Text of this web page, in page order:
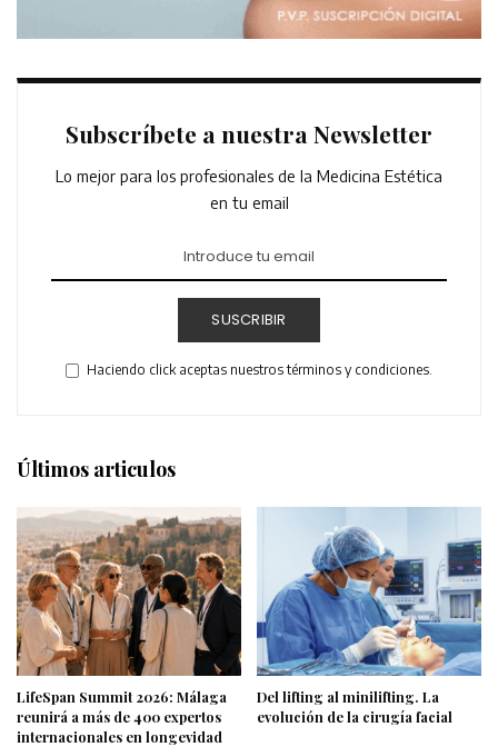
Subscríbete a nuestra Newsletter
Lo mejor para los profesionales de la Medicina Estética
en tu email
SUSCRIBIR
Haciendo click aceptas nuestros términos y condiciones.
Últimos articulos
LifeSpan Summit 2026: Málaga
reunirá a más de 400 expertos
internacionales en longevidad
Del lifting al minilifting. La
evolución de la cirugía facial